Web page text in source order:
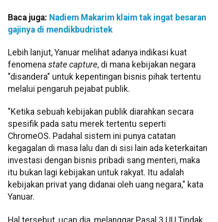
Baca juga: Nadiem Makarim klaim tak ingat besaran
gajinya di mendikbudristek
Lebih lanjut, Yanuar melihat adanya indikasi kuat
fenomena state capture, di mana kebijakan negara
"disandera" untuk kepentingan bisnis pihak tertentu
melalui pengaruh pejabat publik.
"Ketika sebuah kebijakan publik diarahkan secara
spesifik pada satu merek tertentu seperti
ChromeOS. Padahal sistem ini punya catatan
kegagalan di masa lalu dan di sisi lain ada keterkaitan
investasi dengan bisnis pribadi sang menteri, maka
itu bukan lagi kebijakan untuk rakyat. Itu adalah
kebijakan privat yang didanai oleh uang negara," kata
Yanuar.
Hal tersebut, ucap dia, melanggar Pasal 3 UU Tindak